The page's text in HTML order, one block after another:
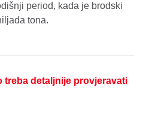
period, kada je brodski
tona.
treba detaljnije provjeravati